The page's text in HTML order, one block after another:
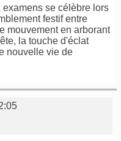
se célèbre lors
festif entre
mouvement en arborant
la touche d'éclat
nouvelle vie de